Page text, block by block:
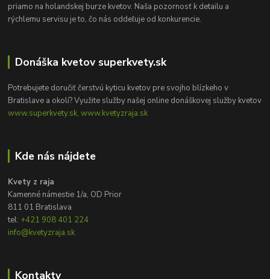
priamo na holandskej burze kvetov. Naša pozornosť k detailu a
rýchlemu servisu je to, čo nás oddeľuje od konkurencie.
Donáška kvetov superkvety.sk
Potrebujete doručiť čerstvú kyticu kvetov pre svojho blízkeho v
Bratislave a okolí? Využite služby našej online donáškovej služby kvetov
www.superkvety.sk, www.kvetyzraja.sk
Kde nás nájdete
Kvety z raja
Kamenné námestie 1/a, OD Prior
811 01 Bratislava
tel: +421 908 401 224
info@kvetyzraja.sk
Kontakty